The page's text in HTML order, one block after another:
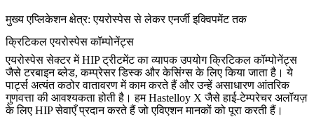
मुख्य एप्लिकेशन क्षेत्र: एयरोस्पेस से लेकर एनर्जी इक्विपमेंट तक
क्रिटिकल एयरोस्पेस कॉम्पोनेंट्स
एयरोस्पेससेक्टर में HIP ट्रीटमेंट का व्यापक उपयोग क्रिटिकल कॉम्पोनेंट्स
जैसे टरबाइन ब्लेड, कम्प्रेसर डिस्क और केसिंग्स के लिए किया जाता है। ये
पार्ट्स अत्यंत कठोर वातावरण में काम करते हैं और उन्हें असाधारण आंतरिक
गुणवत्ता की आवश्यकता होती है। हमHastelloy X जैसे हाई-टेम्परेचर अलॉयज़
के लिए HIP सेवाएँ प्रदान करते हैं जो एविएशन मानकों को पूरा करती हैं।